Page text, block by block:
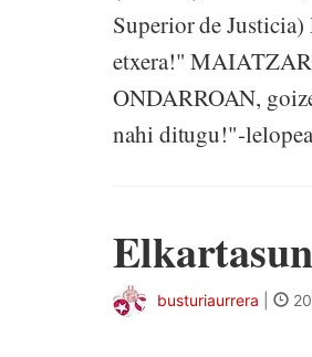
Superior de
etxera!"
ONDARROAN,
nahi ditugu!"-
busturiaurrera